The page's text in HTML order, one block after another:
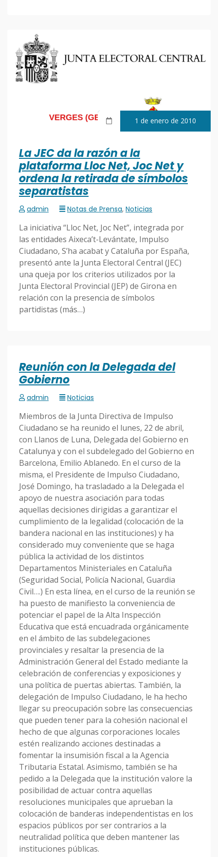
1 de enero de 2010
La JEC da la razón a la
plataforma Lloc Net, Joc Net y
ordena la retirada de símbolos
separatistas
admin Notas de Prensa, Noticias
La iniciativa “Lloc Net, Joc Net”, integrada por
las entidades Aixeca’t-Levántate, Impulso
Ciudadano, S’ha acabat y Cataluña por España,
presentó ante la Junta Electoral Central (JEC)
una queja por los criterios utilizados por la
Junta Electoral Provincial (JEP) de Girona en
relación con la presencia de símbolos
partidistas (más…)
Reunión con la Delegada del
Gobierno
admin Noticias
Miembros de la Junta Directiva de Impulso
Ciudadano se ha reunido el lunes, 22 de abril,
con Llanos de Luna, Delegada del Gobierno en
Catalunya y con el subdelegado del Gobierno en
Barcelona, Emilio Ablanedo. En el curso de la
misma, el Presidente de Impulso Ciudadano,
José Domingo, ha trasladado a la Delegada el
apoyo de nuestra asociación para todas
aquellas decisiones dirigidas a garantizar el
cumplimiento de la legalidad (colocación de la
bandera nacional en las instituciones) y ha
considerado muy conveniente que se haga
pública la actividad de los distintos
Departamentos Ministeriales en Cataluña
(Seguridad Social, Policía Nacional, Guardia
Civil….) En esta línea, en el curso de la reunión se
ha puesto de manifiesto la conveniencia de
potenciar el papel de la Alta Inspección
Educativa que está encuadrada orgánicamente
en el ámbito de las subdelegaciones
provinciales y resaltar la presencia de la
Administración General del Estado mediante la
celebración de conferencias y exposiciones y
una política de puertas abiertas. También, la
delegación de Impulso Ciudadano, le ha hecho
llegar su preocupación sobre las consecuencias
que pueden tener para la cohesión nacional el
hecho de que algunas corporaciones locales
estén realizando acciones destinadas a
fomentar la insumisión fiscal a la Agencia
Tributaria Estatal. Asimismo, también se ha
pedido a la Delegada que la institución valore la
posibilidad de actuar contra aquellas
resoluciones municipales que aprueban la
colocación de banderas independentistas en los
espacios públicos por ser contrarios a la
neutralidad política que deben mantener las
instituciones públicas.